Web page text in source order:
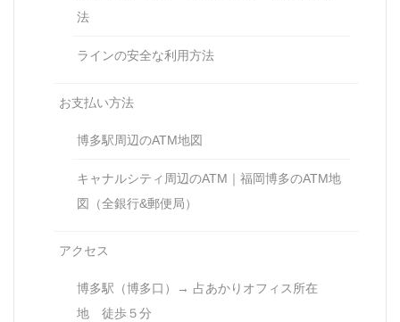
法
ラインの安全な利用方法
お支払い方法
博多駅周辺のATM地図
キャナルシティ周辺のATM｜福岡博多のATM地
図（全銀行&郵便局）
アクセス
博多駅（博多口）→ 占あかりオフィス所在
地 徒歩５分